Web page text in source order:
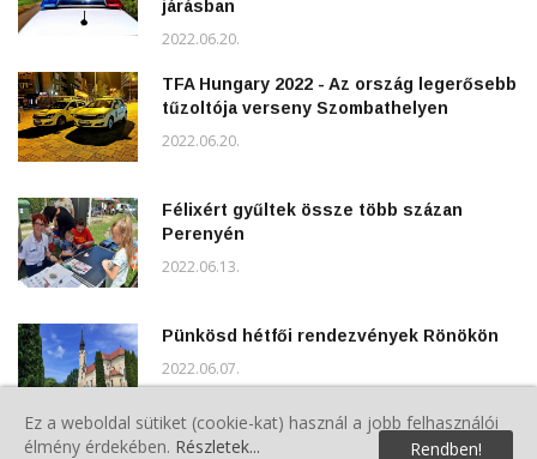
járásban
2022.06.20.
TFA Hungary 2022 - Az ország legerősebb
tűzoltója verseny Szombathelyen
2022.06.20.
Félixért gyűltek össze több százan
Perenyén
2022.06.13.
Pünkösd hétfői rendezvények Rönökön
2022.06.07.
Ez a weboldal sütiket (cookie-kat) használ a jobb felhasználói
élmény érdekében. Részletek... Rendben!